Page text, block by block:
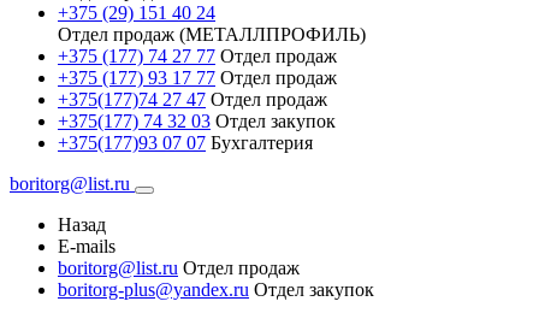
+375 (29) 151 40 24
Отдел продаж (МЕТАЛЛПРОФИЛЬ)
+375 (177) 74 27 77 Отдел продаж
+375 (177) 93 17 77 Отдел продаж
+375(177)74 27 47 Отдел продаж
+375(177) 74 32 03 Отдел закупок
+375(177)93 07 07 Бухгалтерия
boritorg@list.ru
Назад
E-mails
boritorg@list.ru Отдел продаж
boritorg-plus@yandex.ru Отдел закупок